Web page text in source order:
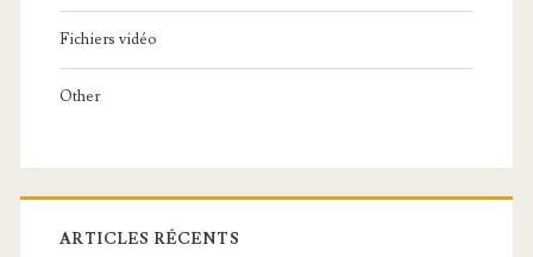
Fichiers vidéo
Other
ARTICLES RÉCENTS